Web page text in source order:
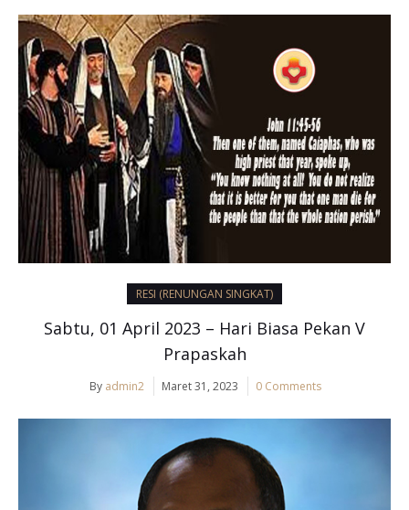
RESI (RENUNGAN SINGKAT)
Sabtu, 01 April 2023 – Hari Biasa Pekan V
Prapaskah
By admin2 Maret 31, 2023 0 Comments